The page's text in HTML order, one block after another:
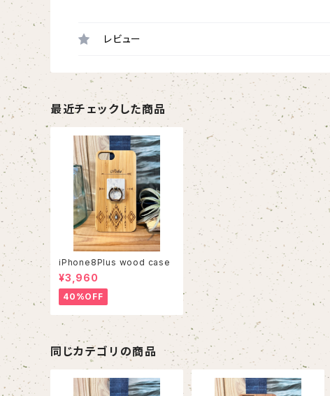
レビュー
最近チェックした商品
iPhone8Plus wood case
¥3,960
40%OFF
同じカテゴリの商品